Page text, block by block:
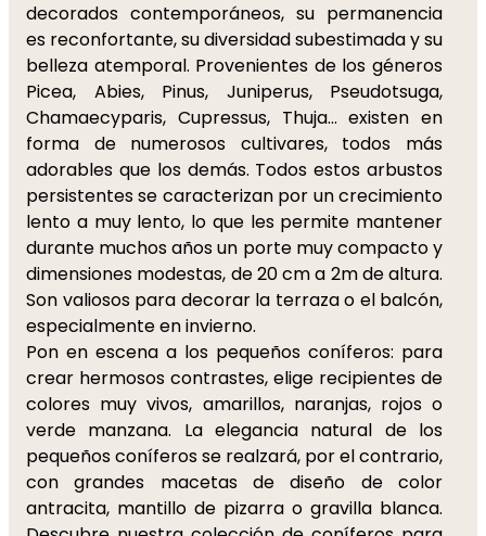
decorados contemporáneos, su permanencia
es reconfortante, su diversidad subestimada y su
belleza atemporal. Provenientes de los géneros
Picea, Abies, Pinus, Juniperus, Pseudotsuga,
Chamaecyparis, Cupressus, Thuja... existen en
forma de numerosos cultivares, todos más
adorables que los demás. Todos estos arbustos
persistentes se caracterizan por un crecimiento
lento a muy lento, lo que les permite mantener
durante muchos años un porte muy compacto y
dimensiones modestas, de 20 cm a 2m de altura.
Son valiosos para decorar la terraza o el balcón,
especialmente en invierno.
Pon en escena a los pequeños coníferos: para
crear hermosos contrastes, elige recipientes de
colores muy vivos, amarillos, naranjas, rojos o
verde manzana. La elegancia natural de los
pequeños coníferos se realzará, por el contrario,
con grandes macetas de diseño de color
antracita, mantillo de pizarra o gravilla blanca.